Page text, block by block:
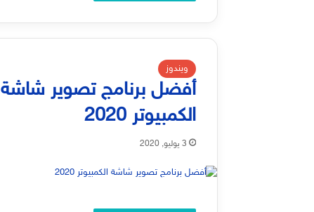
ويندوز
أفضل برنامج تصوير شاشة
الكمبيوتر 2020
3 يوليو, 2020